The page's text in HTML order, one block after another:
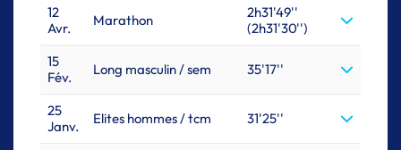
12
Avr.
Marathon
2h31'49''
(2h31'30'')
15
Fév.
Long masculin / sem 35'17''
25
Janv.
Elites hommes / tcm 31'25''